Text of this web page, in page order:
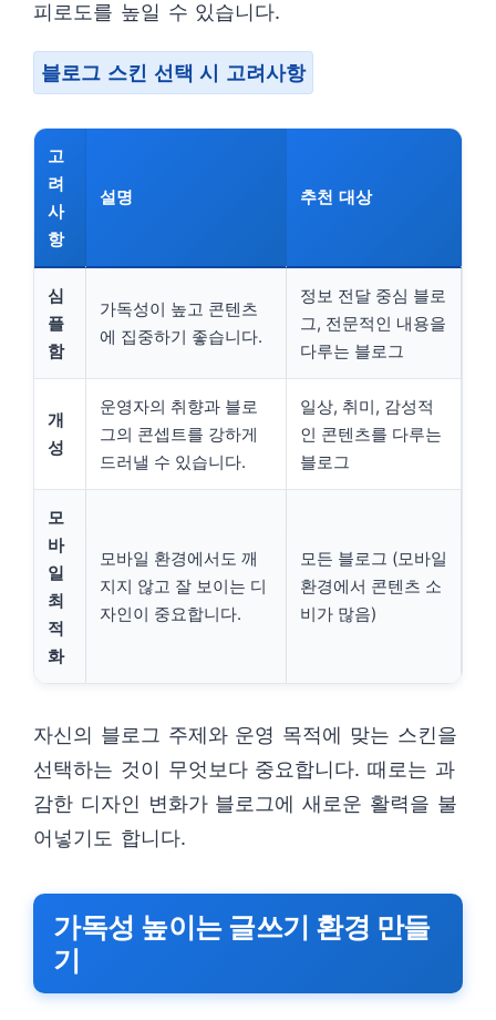
피로도를 높일 수 있습니다.
블로그 스킨 선택 시 고려사항
고
려
사
항
설명 추천 대상
심
플
함
가독성이 높고 콘텐츠
에 집중하기 좋습니다.
정보 전달 중심 블로
그, 전문적인 내용을
다루는 블로그
개
성
운영자의 취향과 블로
그의 콘셉트를 강하게
드러낼 수 있습니다.
일상, 취미, 감성적
인 콘텐츠를 다루는
블로그
모
바
일
최
적
화
모바일 환경에서도 깨
지지 않고 잘 보이는 디
자인이 중요합니다.
모든 블로그 (모바일
환경에서 콘텐츠 소
비가 많음)
자신의 블로그 주제와 운영 목적에 맞는 스킨을
선택하는 것이 무엇보다 중요합니다. 때로는 과
감한 디자인 변화가 블로그에 새로운 활력을 불
어넣기도 합니다.
가독성 높이는 글쓰기 환경 만들
기